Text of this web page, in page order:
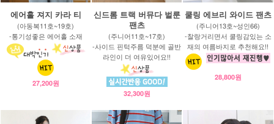
에어홀 져지 카라 티
(아동복11호~19호)
-통기성좋은 에어홀 소재
27,200원
신드롬 트랙 버뮤다 벌룬
팬츠
(주니어11호~17호)
-사이드 핀턱주름 덕분에 골반
라인이 더 여유있어요!!
32,300원
쿨링 에브리 와이드 팬츠
(주니어13호~성인66)
-찰랑거리면서 쿨링감있는 소
재의 여름바지로 추천해요!!
28,800원